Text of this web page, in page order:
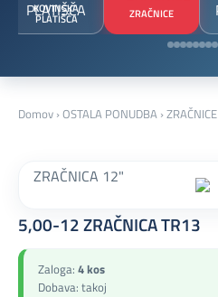
KOVINSKA
PLATIŠČA ZRAČNICE
Domov ›OSTALA PONUDBA ›ZRAČNICE
ZRAČNICA 12"
5,00-12 ZRAČNICA TR13
Zaloga: 4 kos
Dobava: takoj